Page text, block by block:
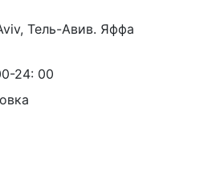
Тель-Авив. Яффа
24: 00